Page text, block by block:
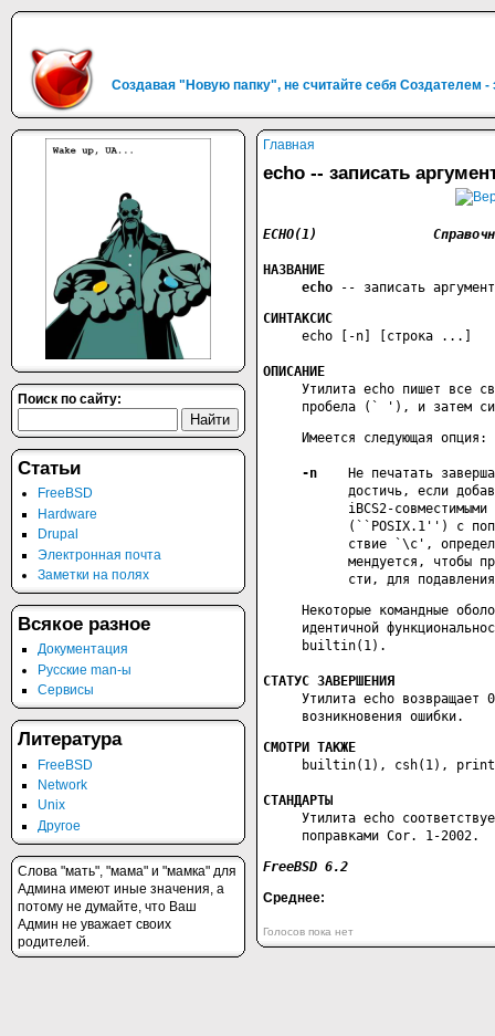
Создавая "Новую папку", не считайте себя Создателем
Главная
echo -- записать
НАЗВАНИЕ
echo -- записать
СИНТАКСИС
     echo [-n] [строка ...]
ОПИСАНИЕ
Утилита echo пишет все
пробела (` '), и затем
     Имеется следующая опция:
-n
Не печатать
достичь, если
iBCS2-совместимыми
(``POSIX.1'') с
ствие `\c',
мендуется, чтобы
сти, для
Некоторые командные
идентичной
     builtin(1).
Утилита echo возвращает
     возникновения ошибки.
builtin(1), csh(1),
СТАНДАРТЫ
Утилита echo
     поправками Cor. 1-2002.
FreeBSD 6.2
Среднее:
Голосов пока нет
Поиск по сайту:
Статьи
FreeBSD
Hardware
Drupal
Электронная почта
Заметки на полях
Всякое разное
Документация
Русские man-ы
Сервисы
Литература
FreeBSD
Network
Unix
Другое
Слова "мать", "мама" и "мамка" для
Админа имеют иные значения, а
потому не думайте, что Ваш
Админ не уважает своих
родителей.